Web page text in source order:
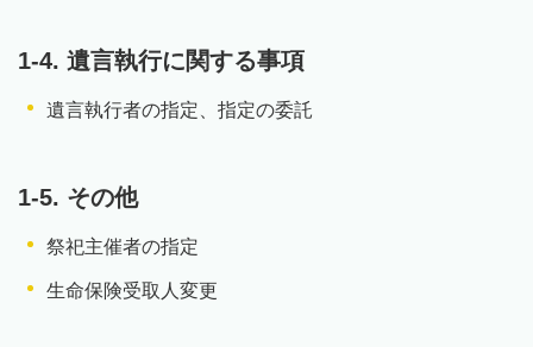
1-4. 遺言執行に関する事項
遺言執行者の指定、指定の委託
1-5. その他
祭祀主催者の指定
生命保険受取人変更